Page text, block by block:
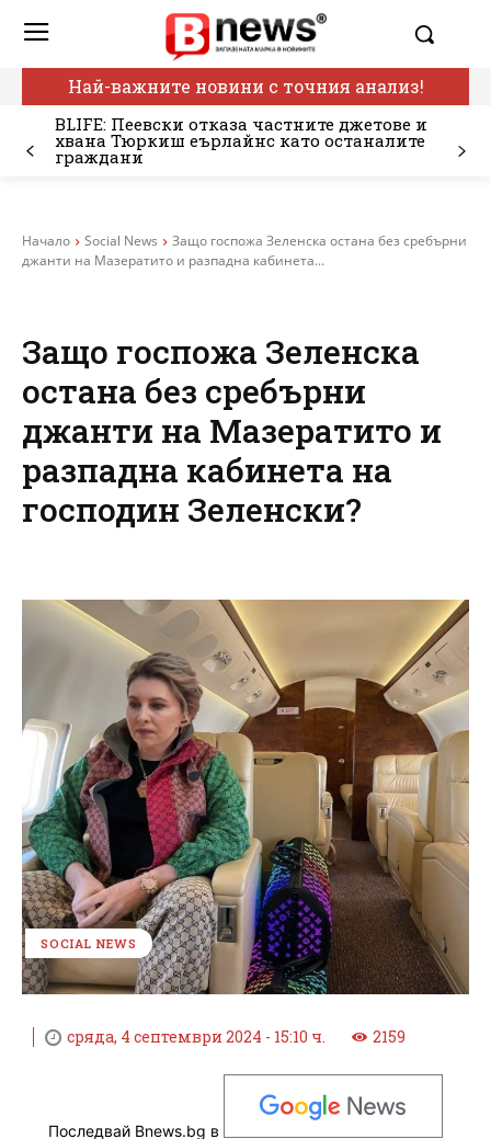
Най-важните новини с точния анализ!
BLIFE: Пеевски отказа частните джетове и
хвана Тюркиш еърлайнс като останалите
граждани
Начало Social News
Защо госпожа Зеленска остана без сребърни
джанти на Мазератито и разпадна кабинета...
Защо госпожа Зеленска
остана без сребърни
джанти на Мазератито и
разпадна кабинета на
господин Зеленски?
SOCIAL NEWS
сряда, 4 септември 2024 - 15:10 ч. 2159
Последвай Bnews.bg в